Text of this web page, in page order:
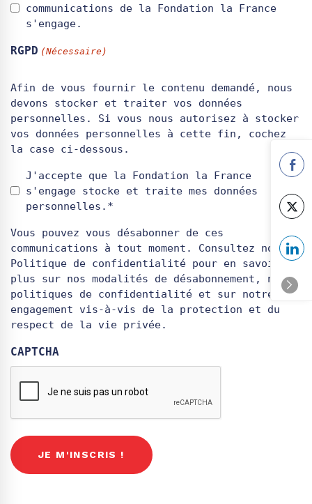
communications de la Fondation la France
s'engage.
RGPD (Nécessaire)
Afin de vous fournir le contenu demandé, nous
devons stocker et traiter vos données
personnelles. Si vous nous autorisez à stocker
vos données personnelles à cette fin, cochez
la case ci-dessous.
J'accepte que la Fondation la France
s'engage stocke et traite mes données
personnelles.*
Vous pouvez vous désabonner de ces
communications à tout moment. Consultez notre
Politique de confidentialité pour en savoir
plus sur nos modalités de désabonnement, nos
politiques de confidentialité et sur notre
engagement vis-à-vis de la protection et du
respect de la vie privée.
CAPTCHA